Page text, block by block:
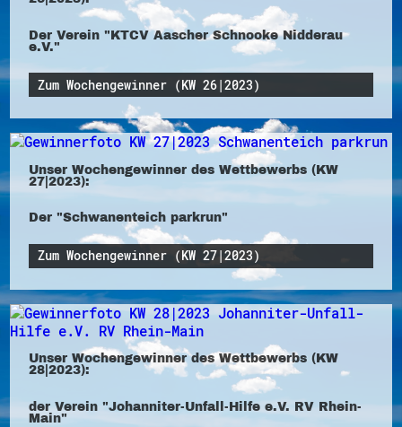
Der Verein "KTCV Aascher Schnooke Nidderau
e.V."
Zum Wochengewinner (KW 26|2023)
Unser Wochengewinner des Wettbewerbs (KW
27|2023):
Der "Schwanenteich parkrun"
Zum Wochengewinner (KW 27|2023)
Unser Wochengewinner des Wettbewerbs (KW
28|2023):
der Verein "Johanniter-Unfall-Hilfe e.V. RV Rhein-
Main"